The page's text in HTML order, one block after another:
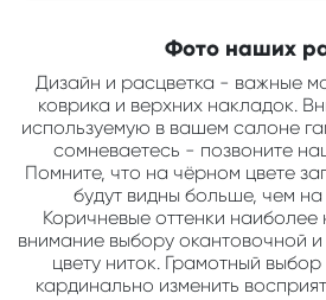
Фото наших
Дизайн и расцветка - важные
коврика и верхних накладок.
используемую в вашем салоне
сомневаетесь - позвоните
Помните, что на чёрном цвете
будут видны больше, чем на
Коричневые оттенки наиболее
внимание выбору окантовочной
цвету ниток. Грамотный
кардинально изменить